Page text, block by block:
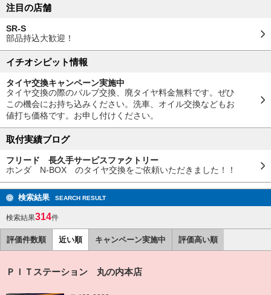
注目の店舗
SR-S
部品持込大歓迎！
イチオシピット情報
タイヤ交換キャンペーン実施中
タイヤ交換の際のバルブ交換、廃タイヤ料金無料です。ぜひ
この機会にお持ち込みください。洗車、オイル交換などもお
値打ち価格です。お申し付けください。
取付実績ブログ
フリード 長久手サービスファクトリー
ホンダ N-BOX のタイヤ交換をご依頼いただきました！！
検索結果 SEARCH RESULT
検索結果314件
評価件数順 近い順 キャンペーン実施中 評価高い順
ＰＩＴステーション 丸の内本店